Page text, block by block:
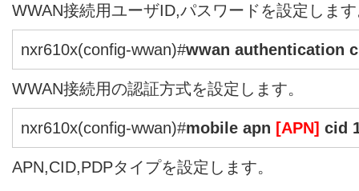
WWAN接続用ユーザID,パスワードを設定しま
nxr610x(config-wwan)#wwan authentication
WWAN接続用の認証方式を設定します。
nxr610x(config-wwan)#mobile apn [APN] cid
APN,CID,PDPタイプを設定します。